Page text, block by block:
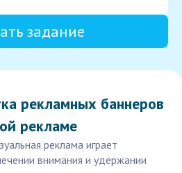
задание
рекламных баннеров
рекламе
реклама играет
внимания и удержании